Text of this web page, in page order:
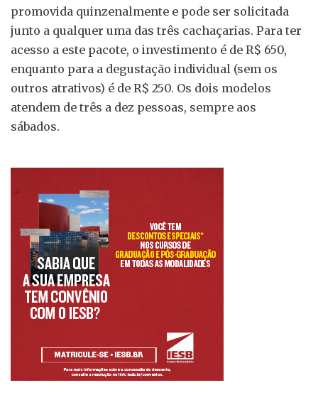
promovida quinzenalmente e pode ser solicitada
junto a qualquer uma das três cachaçarias. Para ter
acesso a este pacote, o investimento é de R$ 650,
enquanto para a degustação individual (sem os
outros atrativos) é de R$ 250. Os dois modelos
atendem de três a dez pessoas, sempre aos
sábados.